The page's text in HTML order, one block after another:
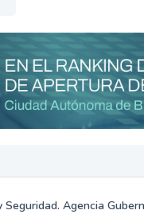
Seguridad. Agencia